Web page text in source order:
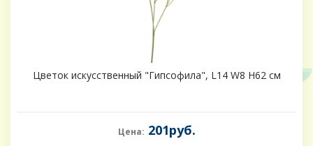
Цветок искусственный "Гипсофила", L14 W8 H62 см
Цена: 201руб.